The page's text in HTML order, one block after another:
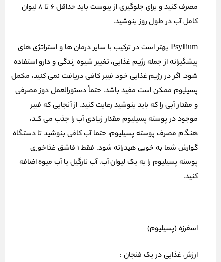
مصرف کنید و برای جلوگیری از یبوست باید حداقل 6 تا 8 لیوان
کامل آب در طول روز بنوشید.
Psylliumبهتر است در ترکیب با سایر درمان ها و استراتژی های
پیشگیرانه از جمله رژیم غذایی، تغییر شیوه زندگی و دارو استفاده
شود. اگر در رژیم غذایی خود فیبر کافی دریافت نمی کنید، مکمل
پسیلیوم ممکن است مفید باشد. حتماً دستورالعمل دوز مصرفی
و مقدار آبی را که باید بنوشید رعایت کنید. از آنجایی که فیبر
موجود در پوسته پسیلیوم مقدار زیادی آب را جذب می کند،
هنگام مصرف پوسته پسیلیوم، حتما آب کافی بنوشید تا دستگاه
گوارش شما به خوبی هیدراته شود. فقط 1 قاشق غذاخوری
پوسته پسیلیوم را به یک لیوان آب، آب نارگیل یا آب میوه اضافه
کنید.
اسفرزه (پسیلیوم)
ارزش غذاییدر یک فنجان :